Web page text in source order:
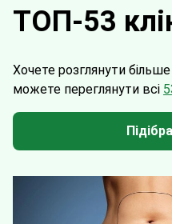
ТОП-53
Хочете розглянути більше
можете переглянути всі